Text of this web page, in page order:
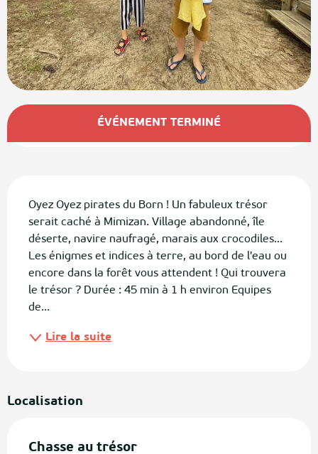
Ouverture et coordonnées
ÉVÉNEMENT TERMINÉ
Oyez Oyez pirates du Born ! Un fabuleux trésor
serait caché à Mimizan. Village abandonné, île
déserte, navire naufragé, marais aux crocodiles...
Les énigmes et indices à terre, au bord de l'eau ou
encore dans la forêt vous attendent ! Qui trouvera
le trésor ? Durée : 45 min à 1 h environ Equipes
de...
Lire la suite
Localisation
Chasse au trésor